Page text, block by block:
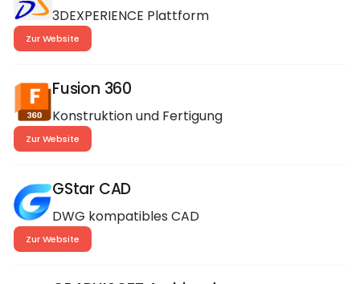
3DEXPERIENCE Plattform
Zur Website
Fusion 360
Konstruktion und Fertigung
Zur Website
GStar CAD
DWG kompatibles CAD
Zur Website